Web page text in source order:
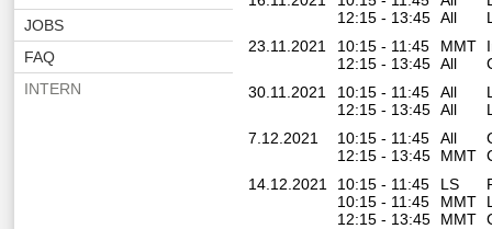
JOBS
FAQ
INTERN
12:15 - 13:45 All
23.11.2021
10:15 - 11:45
12:15 - 13:45
MMT
All
30.11.2021
10:15 - 11:45
12:15 - 13:45
All
All
7.12.2021
10:15 - 11:45
12:15 - 13:45
All
MMT
14.12.2021
10:15 - 11:45
10:15 - 11:45
12:15 - 13:45
LS
MMT
MMT